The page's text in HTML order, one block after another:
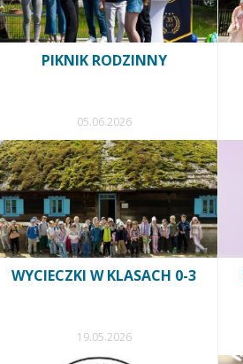
PIKNIK RODZINNY
05.06.2026
WYCIECZKI W KLASACH 0-3
19.05.2026